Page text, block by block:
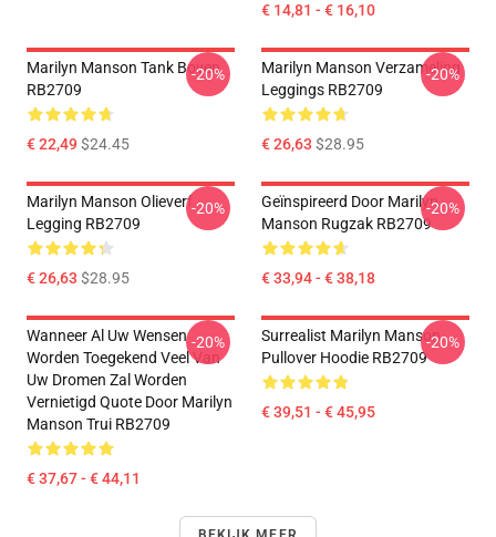
€ 14,81 - € 16,10
Marilyn Manson Tank Boven
RB2709
€ 22,49$24.45
-20%
Marilyn Manson Verzameling
Leggings RB2709
€ 26,63 $28.95
-20%
Marilyn Manson Olieverf
Legging RB2709
€ 26,63 $28.95
-20%
Geïnspireerd Door Marilyn
Manson Rugzak RB2709
€ 33,94 - € 38,18
-20%
Wanneer Al Uw Wensen
Worden Toegekend Veel Van
Uw Dromen Zal Worden
Vernietigd Quote Door Marilyn
Manson Trui RB2709
€ 37,67 - € 44,11
-20%
Surrealist Marilyn Manson
Pullover Hoodie RB2709
€ 39,51 - € 45,95
-20%